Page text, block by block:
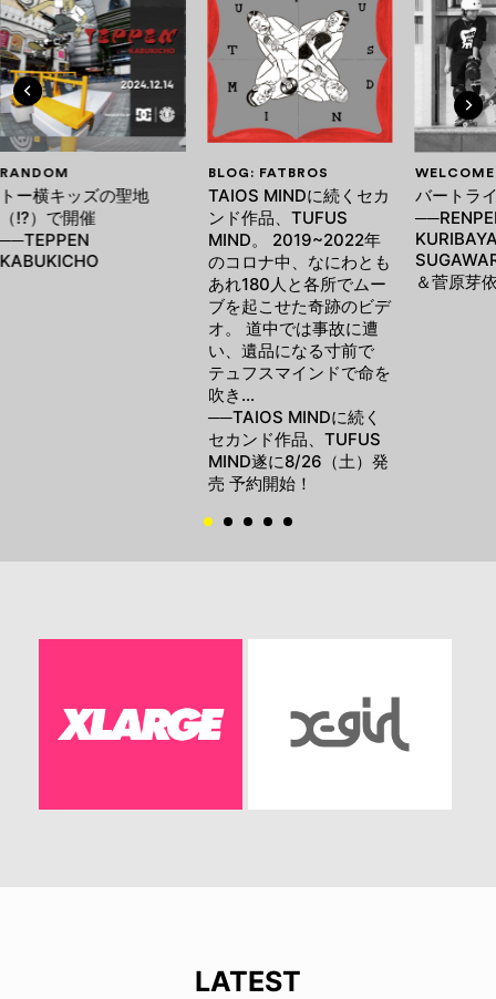
RANDOM
トー横キッズの聖地
（!?）で開催
──TEPPEN
KABUKICHO
BLOG: FATBROS
TAIOS MINDに続くセカ
ンド作品、TUFUS
MIND。 2019~2022年
のコロナ中、なにわとも
あれ180人と各所でムー
ブを起こせた奇跡のビデ
オ。 道中では事故に遭
い、遺品になる寸前で
テュフスマインドで命を
吹き…
──TAIOS MINDに続く
セカンド作品、TUFUS
MIND遂に8/26（土）発
売 予約開始！
WELCOME
バートラ
＆菅原芽
LATEST